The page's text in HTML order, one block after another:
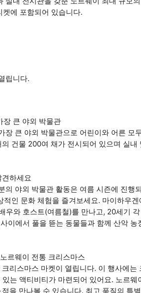
에 포함되어 있습니다.
립니다.
장 큰 야외 박물관
장 큰 야외 박물관으로 어린이와 어른 모
건물 200여 채가 전시되어 있으며 실내
하세요
의 야외 박물관 활동은 여름 시즌에 진행
인 문화 체험을 즐겨보세요. 마이하우
우와 호스트(여름철)를 만나고, 20세기
이에서 풀을 뜯는 동물들과 함께 산악
르웨이 전통 크리스마스
리스마스 마켓이 열립니다. 이 행사에는
는 액티비티가 마련되어 있어요. 노르
을 만나볼 수 있습니다. 최고 품질의 특